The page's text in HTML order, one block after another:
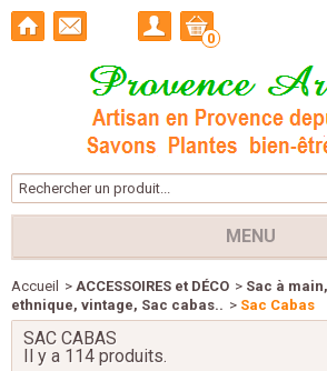
0
MENU
Accueil > ACCESSOIRES et DÉCO > Sac à
ethnique, vintage, Sac cabas.. > Sac Cabas
SAC CABAS
Il y a 114 produits.